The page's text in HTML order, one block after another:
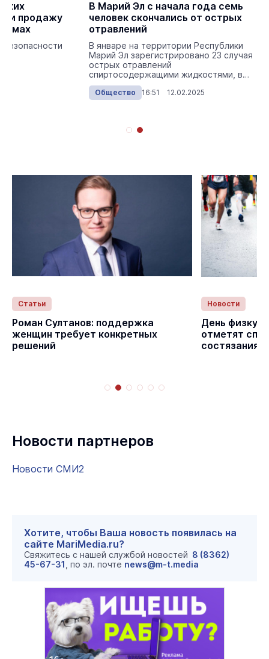
продажу
В Марий Эл с начала года семь
человек скончались от острых
отравлений
В январе на территории Республики
Марий Эл зарегистрировано 23 случая
острых отравлений
спиртосодержащими жидкостями, в
том числе 7 — со смертельным и...
Общество 16:51 12.02.2025
Статьи
Роман Султанов: поддержка
женщин требует конкретных
решений
Новости
День
отметят
Новости партнеров
Новости СМИ2
Хотите, чтобы Ваша новость появилась на
сайте MariMedia.ru?
Свяжитесь с нашей службой новостей 8 (8362)
45-67-31 , по эл. почте news@m-t.media